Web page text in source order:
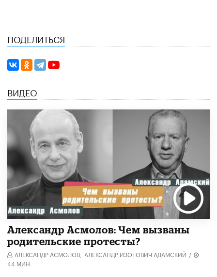
ПОДЕЛИТЬСЯ
ВИДЕО
Александр Асмолов: Чем вызваны
родительские протесты?
АЛЕКСАНДР АСМОЛОВ, АЛЕКСАНДР ИЗОТОВИЧ АДАМСКИЙ /
44 МИН.